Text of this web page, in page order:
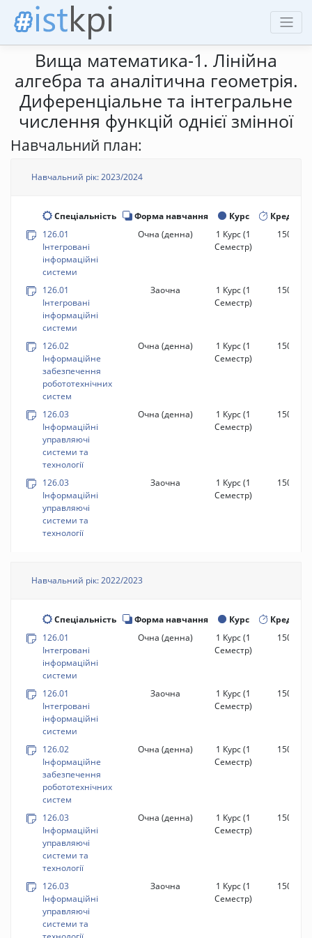
Вища математика-1. Лінійна
алгебра та аналітична геометрія.
Диференціальне та інтегральне
числення функцій однієї змінної
Навчальний план:
Навчальний рік: 2023/2024
Спеціальність Форма навчання Курс
Кредити
126.01
Інтегровані
інформаційні
системи
Очна (денна) 1 Курс(1
Семестр)
150 год.
126.01
Інтегровані
інформаційні
системи
Заочна 1 Курс(1
Семестр)
150 год.
126.02
Інформаційне
забезпечення
робототехнічних
систем
Очна (денна) 1 Курс(1
Семестр)
150 год.
126.03
Інформаційні
управляючі
системи та
технології
Очна (денна) 1 Курс(1
Семестр)
150 год.
126.03
Інформаційні
управляючі
системи та
технології
Заочна 1 Курс(1
Семестр)
150 год.
Навчальний рік: 2022/2023
Спеціальність Форма навчання Курс
Кредити
126.01
Інтегровані
інформаційні
системи
Очна (денна) 1 Курс(1
Семестр)
150 год.
126.01
Інтегровані
інформаційні
системи
Заочна 1 Курс(1
Семестр)
150 год.
126.02
Інформаційне
забезпечення
робототехнічних
систем
Очна (денна) 1 Курс(1
Семестр)
150 год.
126.03
Інформаційні
управляючі
системи та
технології
Очна (денна) 1 Курс(1
Семестр)
150 год.
126.03
Інформаційні
управляючі
системи та
Заочна 1 Курс(1
Семестр)
150 год.